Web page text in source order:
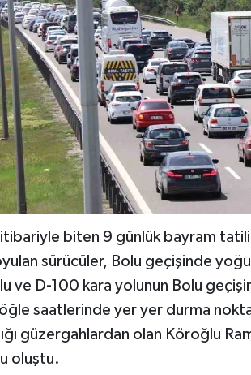
itibariyle biten 9 günlük bayram
sürücüler, Bolu geçişinde
ve D-100 kara yolunun Bolu
saatlerinde yer yer durma
güzergahlardan olan Köroğlu
oluştu.